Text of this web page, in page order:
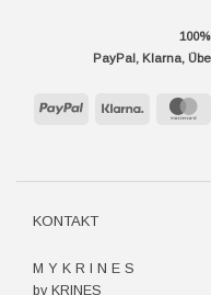
PayPal, Klarna,
PayPal Klarna
KONTAKT
M Y K R I N E S
by KRINES